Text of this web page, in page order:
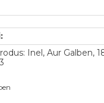
Inel, Aur Galben,